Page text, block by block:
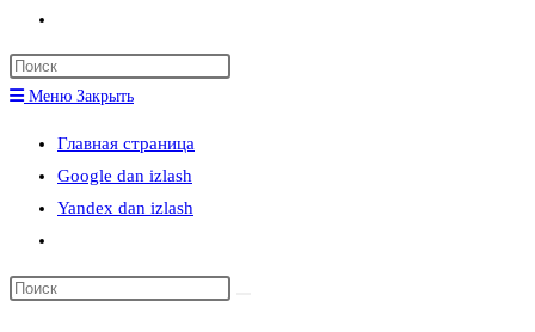
по
веб-
сайту
Меню Закрыть
Главная страница
Google dan izlash
Yandex dan izlash
по
Поиск